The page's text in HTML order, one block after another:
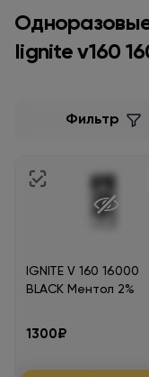
Iignite v160
Фильтр
IGNITE V 160 16000
BLACK Ментол 2%
1300₽